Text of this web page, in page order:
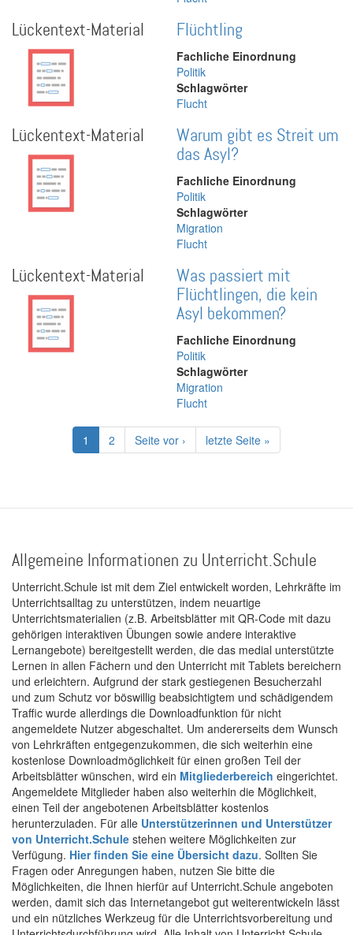
Lückentext-Material Flüchtling
Fachliche Einordnung
Politik
Schlagwörter
Flucht
Lückentext-Material
Warum gibt es Streit um
das Asyl?
Fachliche Einordnung
Politik
Schlagwörter
Migration
Flucht
Lückentext-Material
Was passiert mit
Flüchtlingen, die kein
Asyl bekommen?
Fachliche Einordnung
Politik
Schlagwörter
Migration
Flucht
Seitennummerierung
Aktuelle
Seite
1 Page
2
Nächste
Seite
Seite vor ›
Letzte
Seite
letzte Seite »
Allgemeine Informationen zu Unterricht.Schule
Unterricht.Schule ist mit dem Ziel entwickelt worden, Lehrkräfte im
Unterrichtsalltag zu unterstützen, indem neuartige
Unterrichtsmaterialien (z.B. Arbeitsblätter mit QR-Code mit dazu
gehörigen interaktiven Übungen sowie andere interaktive
Lernangebote) bereitgestellt werden, die das medial unterstützte
Lernen in allen Fächern und den Unterricht mit Tablets bereichern
und erleichtern. Aufgrund der stark gestiegenen Besucherzahl
und zum Schutz vor böswillig beabsichtigtem und schädigendem
Traffic wurde allerdings die Downloadfunktion für nicht
angemeldete Nutzer abgeschaltet. Um andererseits dem Wunsch
von Lehrkräften entgegenzukommen, die sich weiterhin eine
kostenlose Downloadmöglichkeit für einen großen Teil der
Arbeitsblätter wünschen, wird ein Mitgliederbereich eingerichtet.
Angemeldete Mitglieder haben also weiterhin die Möglichkeit,
einen Teil der angebotenen Arbeitsblätter kostenlos
herunterzuladen. Für alle Unterstützerinnen und Unterstützer
von Unterricht.Schule stehen weitere Möglichkeiten zur
Verfügung. Hier finden Sie eine Übersicht dazu. Sollten Sie
Fragen oder Anregungen haben, nutzen Sie bitte die
Möglichkeiten, die Ihnen hierfür auf Unterricht.Schule angeboten
werden, damit sich das Internetangebot gut weiterentwickeln lässt
und ein nützliches Werkzeug für die Unterrichtsvorbereitung und